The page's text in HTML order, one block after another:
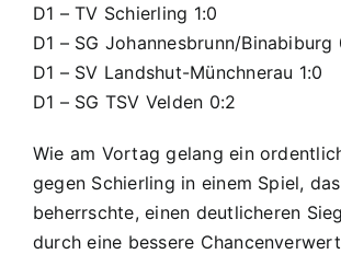
LA:
3.
D1 – TV Schierling 1:0
D1 – SG Johannesbrunn/Binabiburg
D1 – SV Landshut-Münchnerau 1:0
D1 – SG TSV Velden 0:2
Wie am Vortag gelang ein
gegen Schierling in einem Spiel,
beherrschte, einen deutlicheren
durch eine bessere